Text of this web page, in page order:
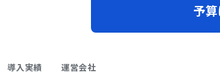
予
導入実績 運営会社